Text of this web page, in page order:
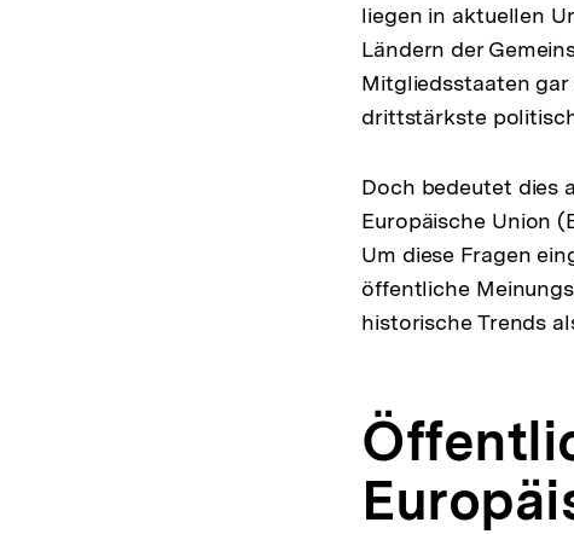
liegen in aktuellen
Ländern der
Mitgliedsstaaten
drittstärkste
Doch bedeutet dies
Europäische Union
Um diese Fragen
öffentliche
historische Trends